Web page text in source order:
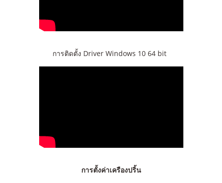
การติดตั้ง Driver Windows 10 64 bit
การตั้งค่าเครืองปริ้น